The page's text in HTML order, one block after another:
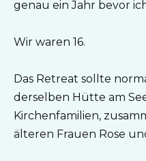
genau ein Jahr bevor
Wir waren 16.
Das Retreat sollte
derselben Hütte am
Kirchenfamilien,
älteren Frauen Rose